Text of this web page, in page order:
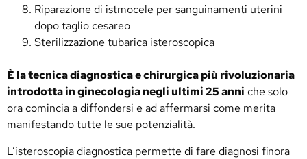
Riparazione di istmocele per sanguinamenti uterini
dopo taglio cesareo
Sterilizzazione tubarica isteroscopica
È la tecnica diagnostica e chirurgica più rivoluzionaria
introdotta in ginecologia negli ultimi 25 anni che solo
ora comincia a diffondersi e ad affermarsi come merita
manifestando tutte le sue potenzialità.
L’isteroscopia diagnostica permette di fare diagnosi finora